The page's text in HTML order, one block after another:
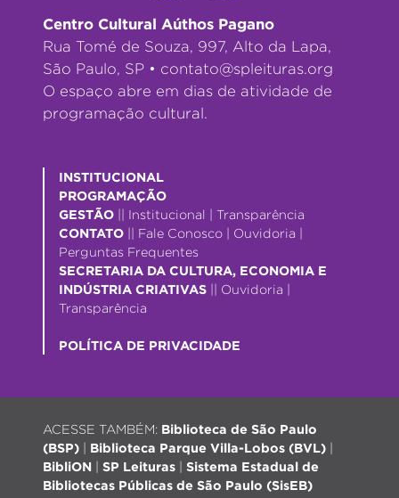
Centro Cultural Aúthos Pagano
Rua Tomé de Souza, 997, Alto da Lapa,
São Paulo, SP • contato@spleituras.org
O espaço abre em dias de atividade de
programação cultural.
INSTITUCIONAL
PROGRAMAÇÃO
GESTÃO
Institucional
Transparência
CONTATO
Fale Conosco Ouvidoria
Perguntas Frequentes
SECRETARIA DA CULTURA, ECONOMIA E
INDÚSTRIA CRIATIVAS
Ouvidoria
Transparência
POLÍTICA DE PRIVACIDADE
ACESSE TAMBÉM: Biblioteca de São Paulo
(BSP)
Biblioteca Parque Villa-Lobos (BVL)
BibliON
SP Leituras
Sistema Estadual de
Bibliotecas Públicas de São Paulo (SisEB)